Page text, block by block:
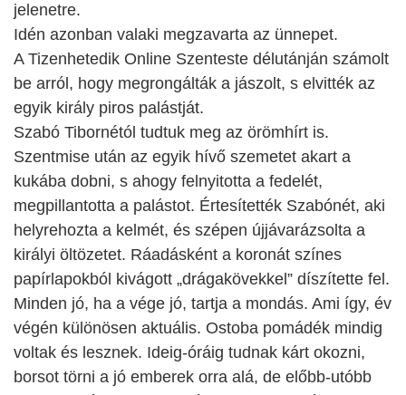
jelenetre.
Idén azonban valaki megzavarta az ünnepet.
A Tizenhetedik Online Szenteste délutánján számolt
be arról, hogy megrongálták a jászolt, s elvitték az
egyik király piros palástját.
Szabó Tibornétól tudtuk meg az örömhírt is.
Szentmise után az egyik hívő szemetet akart a
kukába dobni, s ahogy felnyitotta a fedelét,
megpillantotta a palástot. Értesítették Szabónét, aki
helyrehozta a kelmét, és szépen újjávarázsolta a
királyi öltözetet. Ráadásként a koronát színes
papírlapokból kivágott „drágakövekkel” díszítette fel.
Minden jó, ha a vége jó, tartja a mondás. Ami így, év
végén különösen aktuális. Ostoba pomádék mindig
voltak és lesznek. Ideig-óráig tudnak kárt okozni,
borsot törni a jó emberek orra alá, de előbb-utóbb